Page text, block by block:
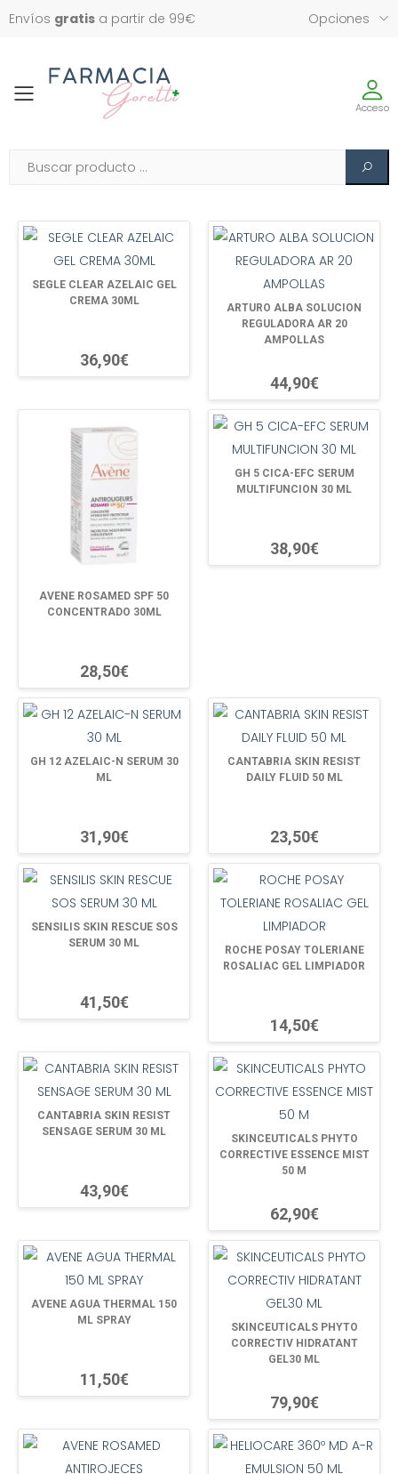
Envíos gratis a partir de 99€ Opciones
Toggle Acceso
SEGLE CLEAR AZELAIC GEL
CREMA 30ML
36,90€
ARTURO ALBA SOLUCION
REGULADORA AR 20
AMPOLLAS
44,90€
AVENE ROSAMED SPF 50
CONCENTRADO 30ML
28,50€
GH 5 CICA-EFC SERUM
MULTIFUNCION 30 ML
38,90€
GH 12 AZELAIC-N SERUM 30
ML
31,90€
CANTABRIA SKIN RESIST
DAILY FLUID 50 ML
23,50€
SENSILIS SKIN RESCUE SOS
SERUM 30 ML
41,50€
ROCHE POSAY TOLERIANE
ROSALIAC GEL LIMPIADOR
14,50€
CANTABRIA SKIN RESIST
SENSAGE SERUM 30 ML
43,90€
SKINCEUTICALS PHYTO
CORRECTIVE ESSENCE MIST
50 M
62,90€
AVENE AGUA THERMAL 150
ML SPRAY
11,50€
SKINCEUTICALS PHYTO
CORRECTIV HIDRATANT
GEL30 ML
79,90€